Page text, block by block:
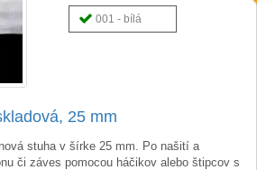
001 - bílá
25 mm
stuha v šírke 25 mm. Po našití a
či záves pomocou háčikov alebo štipcov s